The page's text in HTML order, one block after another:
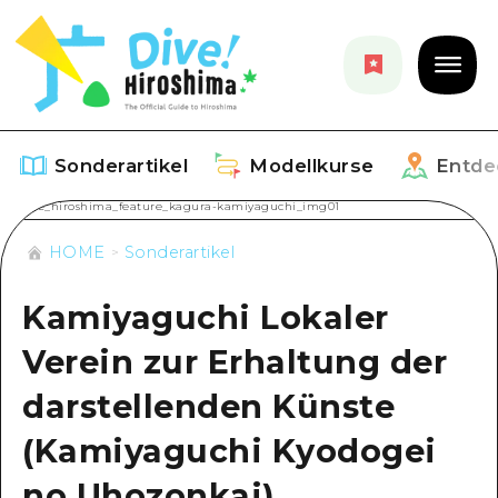
Sonderartikel Modellkurse
Sonderartikel
Aufführen
Empfehlung
Kunst
Veranstaltungen / Feste
Essen / Trinken
Modellkurse
Aufführen
Dive! Hiroshima Offizieller Führer
Hiroshima Fantasiereise
Aufführen
Rund um Hiroshima City
Veranstaltungen
HOME Sonderartikel
Kamiyaguchi Lokaler
Verein zur Erhaltung der
darstellenden Künste
(Kamiyaguchi Kyodogei